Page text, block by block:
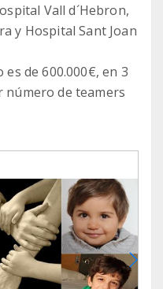
Vall d´Hebron,
y Hospital Sant Joan
de 600.000€, en 3
número de teamers